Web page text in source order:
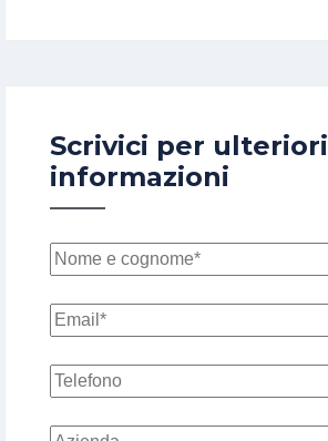
Scrivici per ulteriori
informazioni